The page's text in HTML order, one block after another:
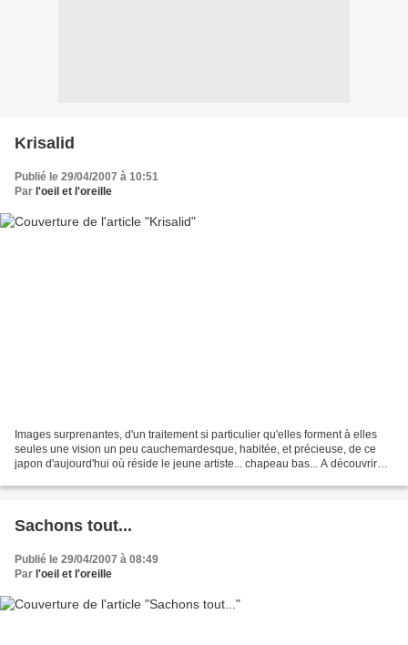
Krisalid
Publié le 29/04/2007 à 10:51
Par l'oeil et l'oreille
Images surprenantes, d'un traitement si particulier qu'elles forment à elles
seules une vision un peu cauchemardesque, habitée, et précieuse, de ce
japon d'aujourd'hui où réside le jeune artiste... chapeau bas... A découvrir
Sachons tout...
Publié le 29/04/2007 à 08:49
Par l'oeil et l'oreille